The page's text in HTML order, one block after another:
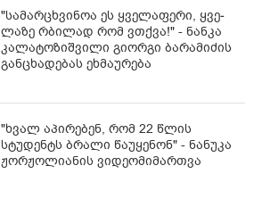
"სა­მარ­ცხვი­ნოა ეს ყვე­ლა­ფე­რი, ყვე­
ლა­ზე რბი­ლად რომ ვთქვა!" - ნანკა
კალატოზიშვილი გიორგი ბარამიძის
განცხადებას ეხმაურება
"ხვალ აპირებენ, რომ 22 წლის
სტუდენტს ბრალი წაუყენონ" - ნანუკა
ჟორჟოლიანის ვიდეომიმართვა